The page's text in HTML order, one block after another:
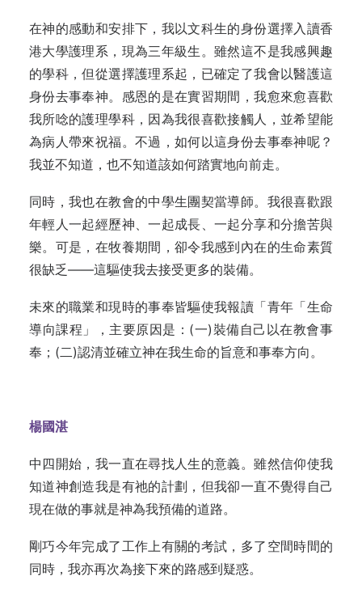
在神的感動和安排下，我以文科生的身份選擇入讀香
港大學護理系，現為三年級生。雖然這不是我感興趣
的學科，但從選擇護理系起，已確定了我會以醫護這
身份去事奉神。感恩的是在實習期間，我愈來愈喜歡
我所唸的護理學科，因為我很喜歡接觸人，並希望能
為病人帶來祝福。不過，如何以這身份去事奉神呢？
我並不知道，也不知道該如何踏實地向前走。
同時，我也在教會的中學生團契當導師。我很喜歡跟
年輕人一起經歷神、一起成長、一起分享和分擔苦與
樂。可是，在牧養期間，卻令我感到內在的生命素質
很缺乏——這驅使我去接受更多的裝備。
未來的職業和現時的事奉皆驅使我報讀「青年「生命
導向課程」，主要原因是：(一)裝備自己以在教會事
奉；(二)認清並確立神在我生命的旨意和事奉方向。
楊國湛
中四開始，我一直在尋找人生的意義。雖然信仰使我
知道神創造我是有祂的計劃，但我卻一直不覺得自己
現在做的事就是神為我預備的道路。
剛巧今年完成了工作上有關的考試，多了空間時間的
同時，我亦再次為接下來的路感到疑惑。